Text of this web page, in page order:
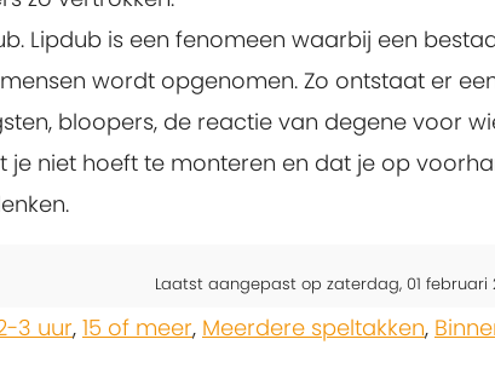
Lipdub is een fenomeen waarbij een
wordt opgenomen. Zo ontstaat er
bloopers, de reactie van degene voor
niet hoeft te monteren en dat je op
Laatst aangepast op zaterdag, 01 februari
3 uur, 15 of meer, Meerdere speltakken,